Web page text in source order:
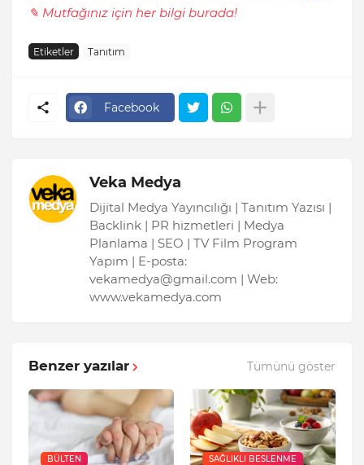
✎ Mutfağınız için her bilgi burada!
Etiketler Tanıtım
Facebook
Veka Medya
Dijital Medya Yayıncılığı | Tanıtım Yazısı |
Backlink | PR hizmetleri | Medya
Planlama | SEO | TV Film Program
Yapım | E-posta:
vekamedya@gmail.com | Web:
www.vekamedya.com
Benzer yazılar Tümünü göster
BÜLTEN SAĞLIKLI BESLENME